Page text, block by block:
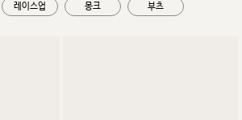
레이스업 몽크 부츠